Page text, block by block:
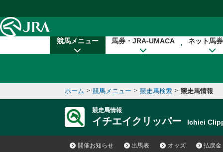
競馬メニュー 馬券・JRA-UMACA ネット馬
ホーム > 競馬メニュー > 競走馬検索 > 競走馬情報
競走馬情報
イチエイクリッパー Ichiei
開催お知らせ 出馬表 オッズ 払戻金